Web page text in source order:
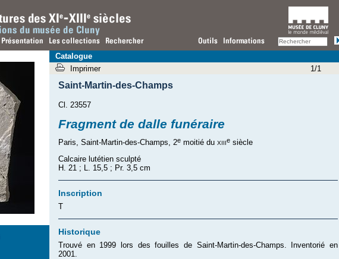
Saint-Martin-des-Champs
Cl. 23557
Fragment de dalle funéraire
Paris, Saint-Martin-des-Champs, 2e moitié du xiiie siècle
Calcaire lutétien sculpté
H. 21 ; L. 15,5 ; Pr. 3,5 cm
Inscription
T
Historique
Trouvé en 1999 lors des fouilles de Saint-Martin-des-Champs. Inventorié en
2001.
Catalogue
Imprimer
1/1